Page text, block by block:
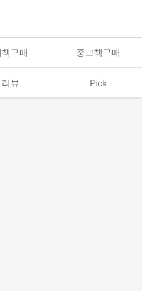
구매 중고책구매
리뷰 Pick